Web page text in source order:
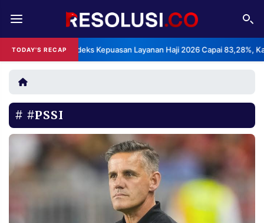
TODAY'S RECAP
BPS: Indeks Kepuasan Layanan Haji 2026 Capai 83,28%, Kategori
REDAKSI TENTANG
RESOLUSI IKLAN
RUBRIKASI
EDITORIAL AKSARA
FINANSIA PERSONA
NASIONAL
#PSSI